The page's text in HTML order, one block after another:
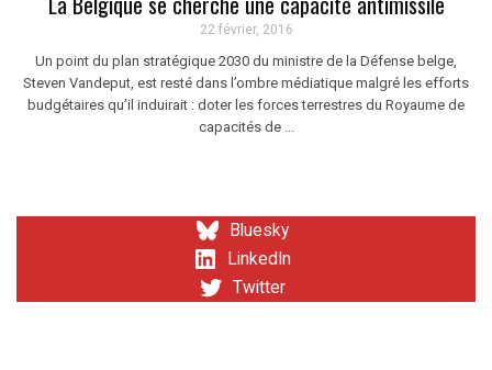
22 février, 2016
Un point du plan stratégique 2030 du ministre de la Défense belge,
Steven Vandeput, est resté dans l’ombre médiatique malgré les efforts
budgétaires qu’il induirait : doter les forces terrestres du Royaume de
capacités de ...
Bluesky
LinkedIn
Twitter